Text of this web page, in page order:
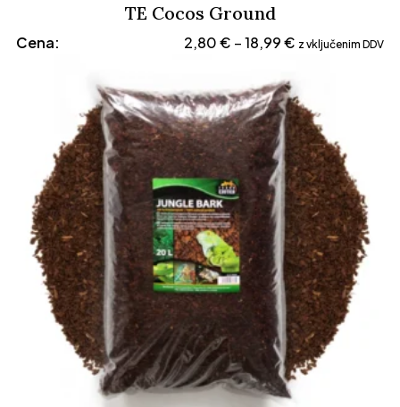
TE Cocos Ground
Cena: 2,80€ – 18,99€ Cenovni
2,80 €
do
18,99 €
z vključenim DDV